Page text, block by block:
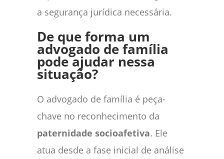
a segurança jurídica necessária.
De que forma um
advogado de família
pode ajudar nessa
situação?
O advogado de família é peça-
chave no reconhecimento da
paternidade socioafetiva. Ele
atua desde a fase inicial de análise